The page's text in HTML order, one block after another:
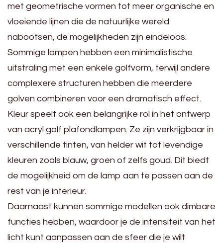
met geometrische vormen tot meer organische en
vloeiende lijnen die de natuurlijke wereld
nabootsen, de mogelijkheden zijn eindeloos.
Sommige lampen hebben een minimalistische
uitstraling met een enkele golfvorm, terwijl andere
complexere structuren hebben die meerdere
golven combineren voor een dramatisch effect.
Kleur speelt ook een belangrijke rol in het ontwerp
van acryl golf plafondlampen. Ze zijn verkrijgbaar in
verschillende tinten, van helder wit tot levendige
kleuren zoals blauw, groen of zelfs goud. Dit biedt
de mogelijkheid om de lamp aan te passen aan de
rest van je interieur.
Daarnaast kunnen sommige modellen ook dimbare
functies hebben, waardoor je de intensiteit van het
licht kunt aanpassen aan de sfeer die je wilt